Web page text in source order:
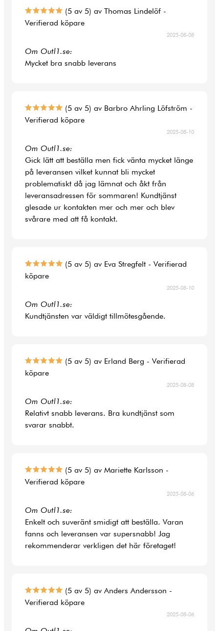
(5 av 5) av Thomas Lindelöf -
Verifierad köpare
2025-08-08
Om Outl1.se:
Mycket bra snabb leverans
(5 av 5) av Barbro Ahrling Löfström -
Verifierad köpare
2025-08-10
Om Outl1.se:
Gick lätt att beställa men fick vänta mycket länge
på leveransen vilket kunnat bli mycket
problematiskt då jag lämnat och åkt från
leveransadressen för sommaren! Kundtjänst
glesade ur kontakten mer och mer och blev
svårare med att få kontakt.
(5 av 5) av Eva Stregfelt - Verifierad
köpare
2025-08-10
Om Outl1.se:
Kundtjänsten var väldigt tillmötesgående.
(5 av 5) av Erland Berg - Verifierad
köpare
2025-08-08
Om Outl1.se:
Relativt snabb leverans. Bra kundtjänst som
svarar snabbt.
(5 av 5) av Mariette Karlsson -
Verifierad köpare
2025-08-06
Om Outl1.se:
Enkelt och suveränt smidigt att beställa. Varan
fanns och leveransen var supersnabb! Jag
rekommenderar verkligen det här företaget!
(5 av 5) av Anders Andersson -
Verifierad köpare
2025-08-06